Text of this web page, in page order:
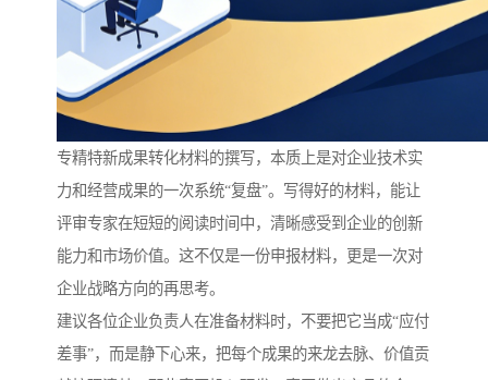
专精特新成果转化材料的撰写，本质上是对企业技术实
力和经营成果的一次系统“复盘”。写得好的材料，能让
评审专家在短短的阅读时间中，清晰感受到企业的创新
能力和市场价值。这不仅是一份申报材料，更是一次对
企业战略方向的再思考。
建议各位企业负责人在准备材料时，不要把它当成“应付
差事”，而是静下心来，把每个成果的来龙去脉、价值贡